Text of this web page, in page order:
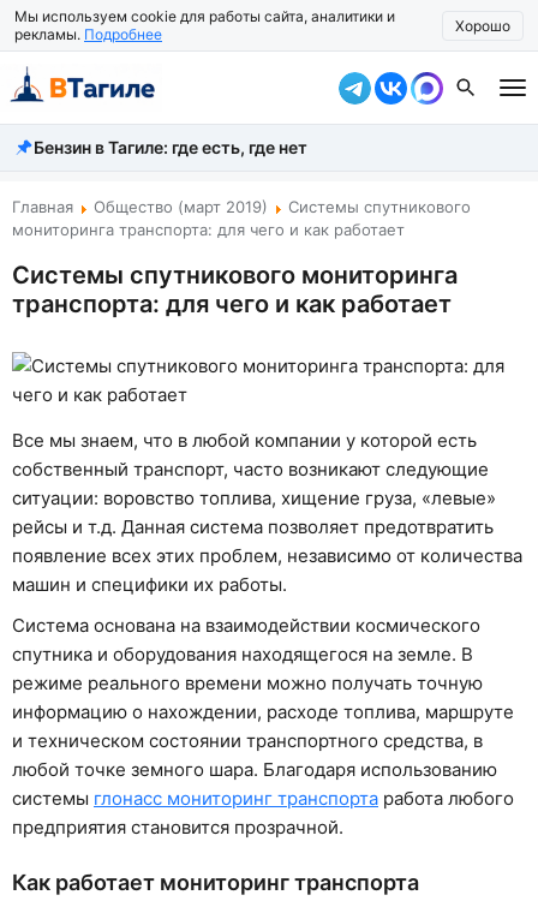
Мы используем cookie для работы сайта, аналитики и
рекламы. Подробнее Хорошо
Все новости
Происшествия
Власть
Жизнь
Экономика
Общество
Рассказать новость
Бензин в Тагиле: где есть, где нет
Главная Общество (март 2019)
Системы спутникового
мониторинга транспорта: для чего и как работает
Системы спутникового мониторинга
транспорта: для чего и как работает
Все мы знаем, что в любой компании у которой есть
собственный транспорт, часто возникают следующие
ситуации: воровство топлива, хищение груза, «левые»
рейсы и т.д. Данная система позволяет предотвратить
появление всех этих проблем, независимо от количества
машин и специфики их работы.
Система основана на взаимодействии космического
спутника и оборудования находящегося на земле. В
режиме реального времени можно получать точную
информацию о нахождении, расходе топлива, маршруте
и техническом состоянии транспортного средства, в
любой точке земного шара. Благодаря использованию
системы глонасс мониторинг транспорта работа любого
предприятия становится прозрачной.
Как работает мониторинг транспорта